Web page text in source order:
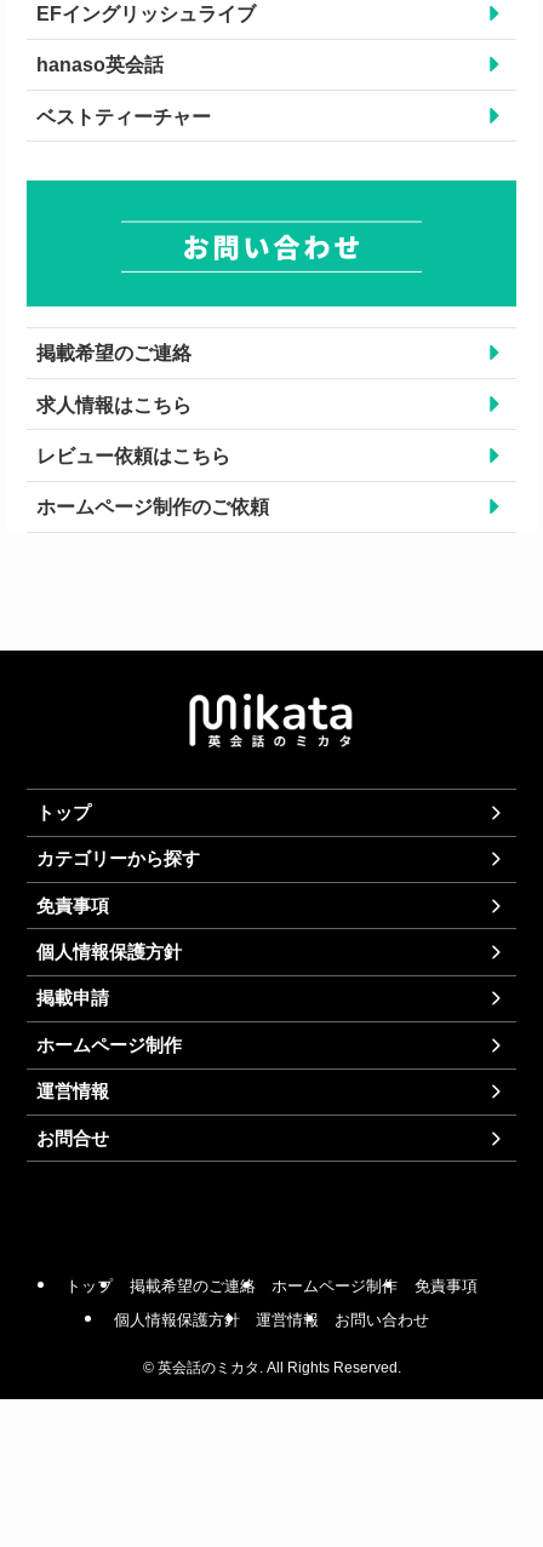
EFイングリッシュライブ
hanaso英会話
ベストティーチャー
掲載希望のご連絡
求人情報はこちら
レビュー依頼はこちら
ホームページ制作のご依頼
トップ
カテゴリーから探す
免責事項
個人情報保護方針
掲載申請
ホームページ制作
運営情報
お問合せ
トップ 掲載希望のご連絡 ホームページ制作
免責事項
個人情報保護方針
運営情報 お問い合わせ
©英会話のミカタ. All Rights Reserved.